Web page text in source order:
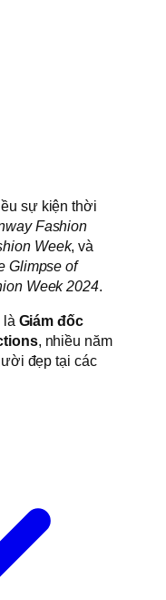
sự kiện thời
Fashion
Week, và
Glimpse of
Week 2024.
là Giám đốc
, nhiều năm
đẹp tại các